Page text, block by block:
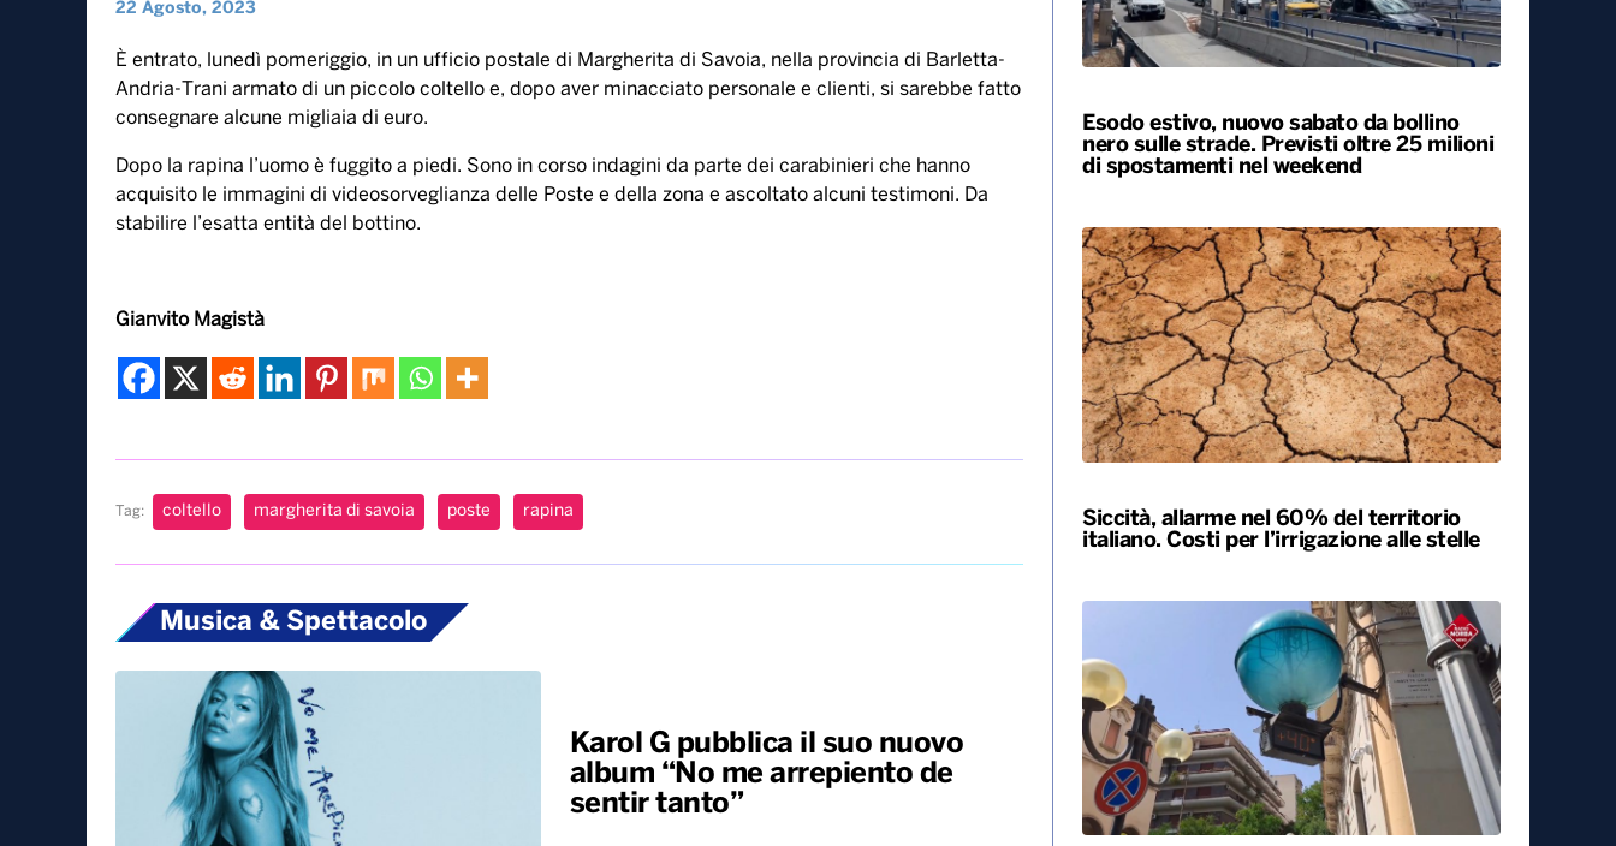
22 Agosto, 2023
È entrato, lunedì pomeriggio, in un ufficio postale di Margherita di Savoia, nella provincia di Barletta-
Andria-Trani armato di un piccolo coltello e, dopo aver minacciato personale e clienti, si sarebbe fatto
consegnare alcune migliaia di euro.
Dopo la rapina l’uomo è fuggito a piedi. Sono in corso indagini da parte dei carabinieri che hanno
acquisito le immagini di videosorveglianza delle Poste e della zona e ascoltato alcuni testimoni. Da
stabilire l’esatta entità del bottino.
Gianvito Magistà
Tag: coltello margherita di savoia poste rapina
Musica & Spettacolo
Karol G pubblica il suo nuovo
album “No me arrepiento de
sentir tanto”
Esodo estivo, nuovo sabato da bollino
nero sulle strade. Previsti oltre 25 milioni
di spostamenti nel weekend
Siccità, allarme nel 60% del territorio
italiano. Costi per l’irrigazione alle stelle